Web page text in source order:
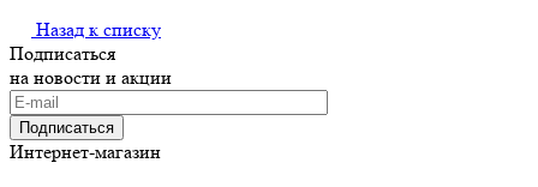
Назад к списку
Подписаться
на новости и акции
Подписаться
Интернет-магазин